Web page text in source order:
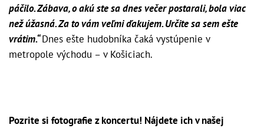
páčilo. Zábava, o akú ste sa dnes večer postarali, bola viac
než úžasná. Za to vám veľmi ďakujem. Určite sa sem ešte
vrátim.“Dnes ešte hudobníka čaká vystúpenie v
metropole východu – v Košiciach.
Pozrite si fotografie z koncertu! Nájdete ich v našej